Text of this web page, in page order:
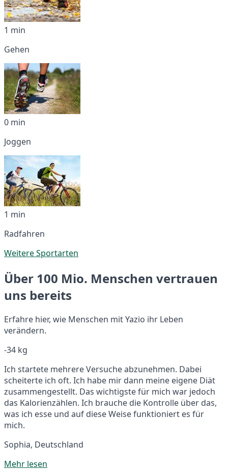
1 min
Gehen
0 min
Joggen
1 min
Radfahren
Weitere Sportarten
Über 100 Mio. Menschen vertrauen
uns bereits
Erfahre hier, wie Menschen mit Yazio ihr Leben
verändern.
-34 kg
Ich startete mehrere Versuche abzunehmen. Dabei
scheiterte ich oft. Ich habe mir dann meine eigene Diät
zusammengestellt. Das wichtigste für mich war jedoch
das Kalorienzählen. Ich brauche die Kontrolle über das,
was ich esse und auf diese Weise funktioniert es für
mich.
Sophia, Deutschland
Mehr lesen